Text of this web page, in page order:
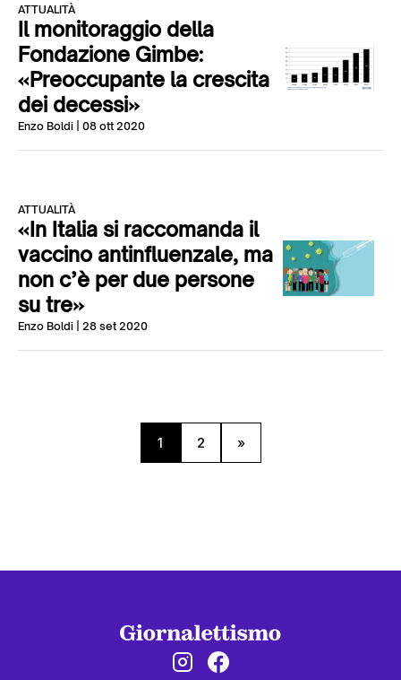
ATTUALITÀ
Il monitoraggio della
Fondazione Gimbe:
«Preoccupante la crescita
dei decessi»
Enzo Boldi | 08 ott 2020
ATTUALITÀ
«In Italia si raccomanda il
vaccino antinfluenzale, ma
non c’è per due persone
su tre»
Enzo Boldi | 28 set 2020
1 2 »